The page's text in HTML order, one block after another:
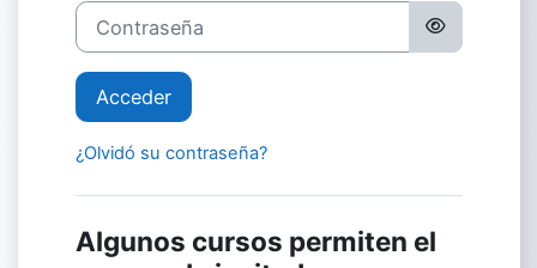
Contraseña
Acceder
¿Olvidó su contraseña?
Algunos cursos permiten el